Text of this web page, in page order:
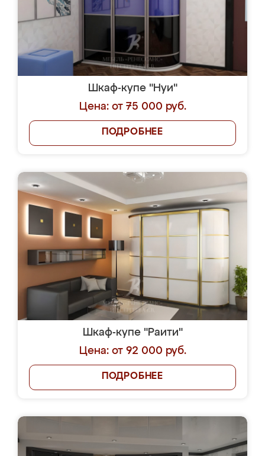
Шкаф-купе "Нуи"
Цена: от 75 000 руб.
ПОДРОБНЕЕ
Шкаф-купе "Раити"
Цена: от 92 000 руб.
ПОДРОБНЕЕ